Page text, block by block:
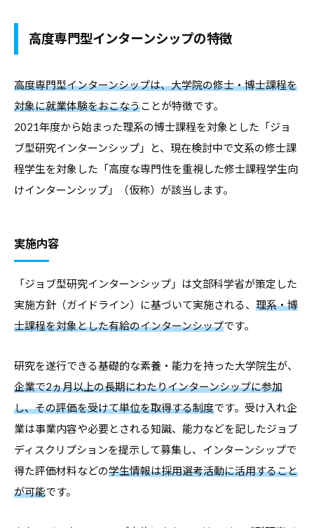
職
援
の
ヒ
ン
ト
と
よ
情
報
お
届
け
し
て
参
高度専門型インターンシップの特徴
高度専門型インターンシップは、大学院の修士・博士課程を
対象に就業体験をおこなうことが特徴です。
2021年度から始まった理系の博士課程を対象とした「ジョ
ブ型研究インターンシップ」と、現在検討中で文系の修士課
程学生を対象した「高度な専門性を重視した修士課程学生向
けインターンシップ」（仮称）が該当します。
実施内容
「ジョブ型研究インターンシップ」は文部科学省が策定した
実施方針（ガイドライン）に基づいて実施される、 理系・博
士課程を対象とした有給のインターンシップです。
研究を遂行できる基礎的な素養・能力を持った大学院生が、
企業で2ヵ月以上の長期にわたりインターンシップに参加
し、その評価を受けて単位を取得する制度です。受け入れ企
業は事業内容や必要とされる知識、能力などを記したジョブ
ディスクリプションを提示して募集し、インターンシップで
得た評価材料などの学生情報は採用選考活動に活用すること
が可能です。